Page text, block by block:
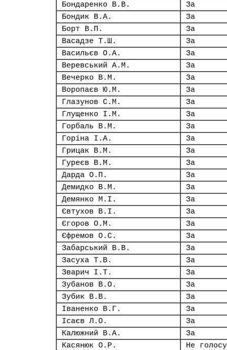
Бондаренко В.В.
За
Бондик В.А.
За
Борт В.П.
За
Васадзе Т.Ш.
За
Васильєв О.А.
За
Веревський А.М.
За
Вечерко В.М.
За
Воропаєв Ю.М.
За
Глазунов С.М.
За
Глущенко І.М.
За
Горбаль В.М.
За
Горіна І.А.
За
Грицак В.М.
За
Гуреєв В.М.
За
Дарда О.П.
За
Демидко В.М.
За
Демянко М.І.
За
Євтухов В.І.
За
Єгоров О.М.
За
Єфремов О.С.
За
Забарський В.В.
За
Засуха Т.В.
За
Зварич І.Т.
За
Зубанов В.О.
За
Зубик В.В.
За
Іваненко В.Г.
За
Ісаєв Л.О.
За
Калюжний В.А.
За
Касянюк О.Р.
Не